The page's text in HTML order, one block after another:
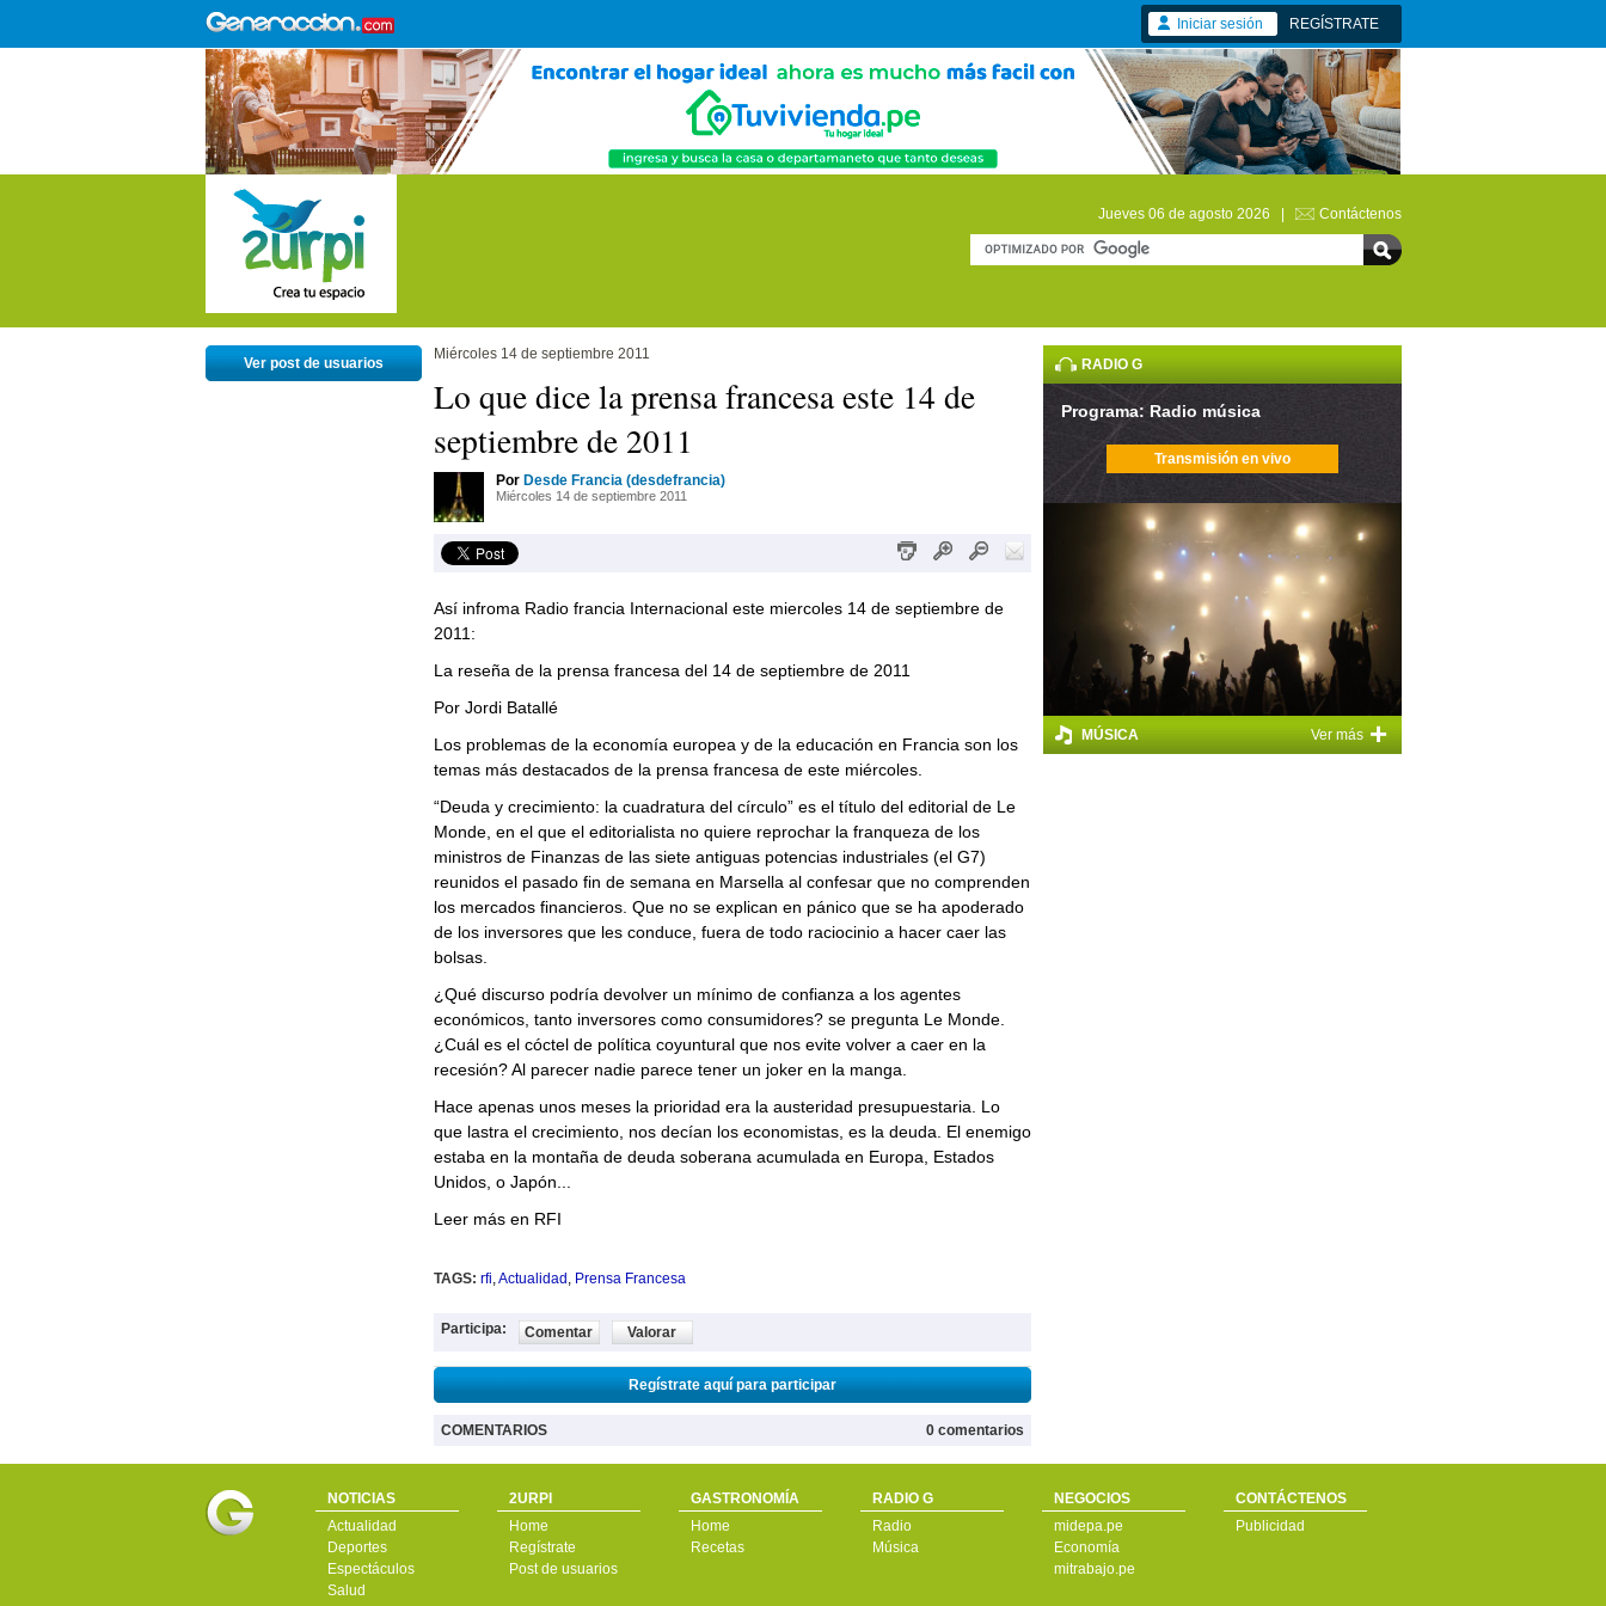
Iniciar sesión REGÍSTRATE
Jueves 06 de agosto 2026 | Contáctenos
Ver post de usuarios
Miércoles 14 de septiembre 2011
Lo que dice la prensa francesa este 14 de
septiembre de 2011
Por Desde Francia (desdefrancia)
Miércoles 14 de septiembre 2011
Así infroma Radio francia Internacional este miercoles 14 de septiembre de
2011:
La reseña de la prensa francesa del 14 de septiembre de 2011
Por Jordi Batallé
Los problemas de la economía europea y de la educación en Francia son los
temas más destacados de la prensa francesa de este miércoles.
“Deuda y crecimiento: la cuadratura del círculo” es el título del editorial de Le
Monde, en el que el editorialista no quiere reprochar la franqueza de los
ministros de Finanzas de las siete antiguas potencias industriales (el G7)
reunidos el pasado fin de semana en Marsella al confesar que no comprenden
los mercados financieros. Que no se explican en pánico que se ha apoderado
de los inversores que les conduce, fuera de todo raciocinio a hacer caer las
bolsas.
¿Qué discurso podría devolver un mínimo de confianza a los agentes
económicos, tanto inversores como consumidores? se pregunta Le Monde.
¿Cuál es el cóctel de política coyuntural que nos evite volver a caer en la
recesión? Al parecer nadie parece tener un joker en la manga.
Hace apenas unos meses la prioridad era la austeridad presupuestaria. Lo
que lastra el crecimiento, nos decían los economistas, es la deuda. El enemigo
estaba en la montaña de deuda soberana acumulada en Europa, Estados
Unidos, o Japón...
Leer más en RFI
TAGS: rfi,Actualidad , Prensa Francesa
Participa: Comentar Valorar
Regístrate aquí para participar
COMENTARIOS 0 comentarios
RADIO G
Programa: Radio música
Transmisión en vivo
Ver más +
MÚSICA
NOTICIAS
Actualidad
Deportes
Espectáculos
Salud
2URPI
Home
Regístrate
Post de usuarios
GASTRONOMÍA
Home
Recetas
RADIO G
Radio
Música
NEGOCIOS
midepa.pe
Economía
mitrabajo.pe
CONTÁCTENOS
Publicidad